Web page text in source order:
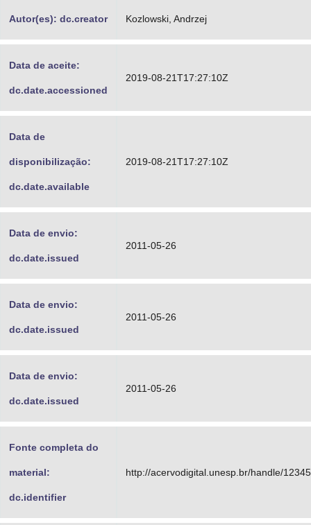
Autor(es): dc.creator Kozlowski, Andrzej
Data de aceite:
dc.date.accessioned
2019-08-21T17:27:10Z
Data de
disponibilização:
dc.date.available
2019-08-21T17:27:10Z
Data de envio:
dc.date.issued
2011-05-26
Data de envio:
dc.date.issued
2011-05-26
Data de envio:
dc.date.issued
2011-05-26
Fonte completa do
material:
dc.identifier
http://acervodigital.unesp.br/handle/